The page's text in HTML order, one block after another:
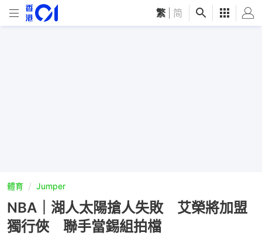
繁 简
體育 Jumper
NBA｜湖人太陽搶人失敗 艾榮將加盟
獨行俠 聯手當錫組拍檔